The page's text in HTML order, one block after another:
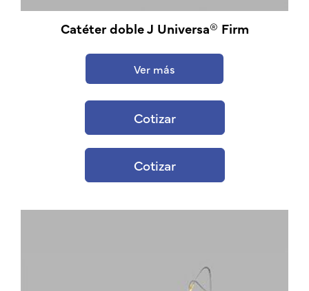
Catéter doble J Universa® Firm
Ver más
Cotizar
Cotizar